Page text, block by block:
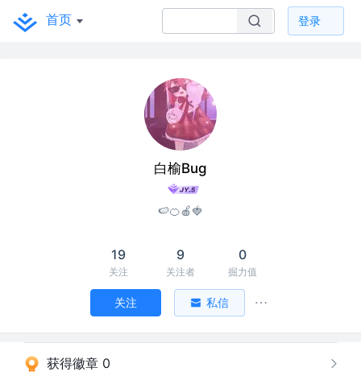
首页 登录
白榆Bug
🍉🍊🍎🍓
19
关注
9
关注者
0
掘力值
关注 私信
获得徽章 0